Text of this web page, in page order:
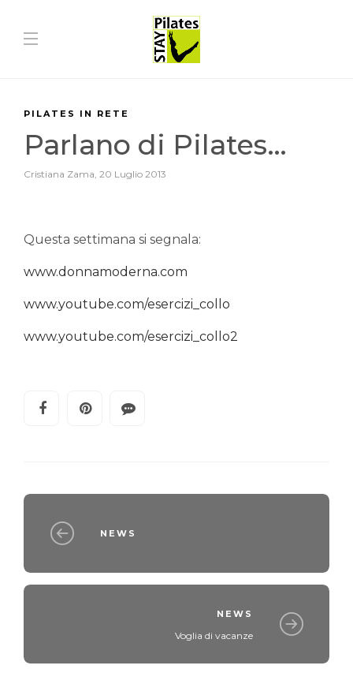
PILATES IN RETE
Parlano di Pilates…
Cristiana Zama, 20 Luglio 2013
Questa settimana si segnala:
www.donnamoderna.com
www.youtube.com/esercizi_collo
www.youtube.com/esercizi_collo2
NEWS
NEWS
Voglia di vacanze